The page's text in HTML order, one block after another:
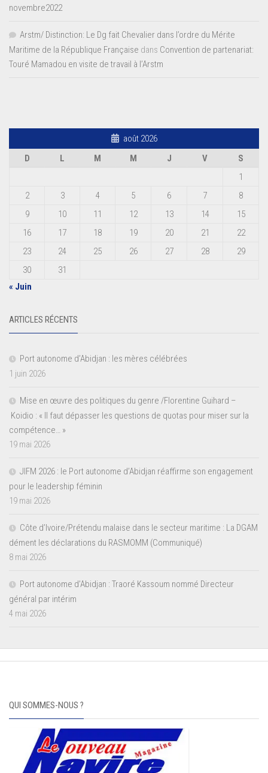
novembre2022
Arstm/ Distinction: Le Dg fait Chevalier dans l’ordre du Mérite
Maritime de la République Française dans Convention de partenariat:
Touré Mamadou en visite de travail à l’Arstm
août 2026
D
L M M J V
S
1
2
3 4 5 6 7
8
9
10 11 12 13 14
15
16
17 18 19 20 21
22
23
24 25 26 27 28
29
30
31
« Juin
ARTICLES RÉCENTS
Port autonome d’Abidjan : les mères célébrées
1 juin 2026
Mise en œuvre des politiques du genre /Florentine Guihard –
Koidio : « Il faut dépasser les questions de quotas pour miser sur la
compétence… »
19 mai 2026
JIFM 2026 : le Port autonome d’Abidjan réaffirme son engagement
pour le leadership féminin
19 mai 2026
Côte d’Ivoire/Prétendu malaise dans le secteur maritime : La DGAM
dément les déclarations du RASMOMM (Communiqué)
8 mai 2026
Port autonome d’Abidjan : Traoré Kassoum nommé Directeur
général par intérim
4 mai 2026
QUI SOMMES-NOUS ?